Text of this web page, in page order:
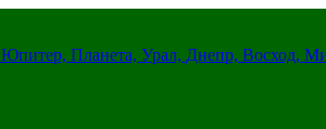
Планета, Урал, Днепр, Восход,